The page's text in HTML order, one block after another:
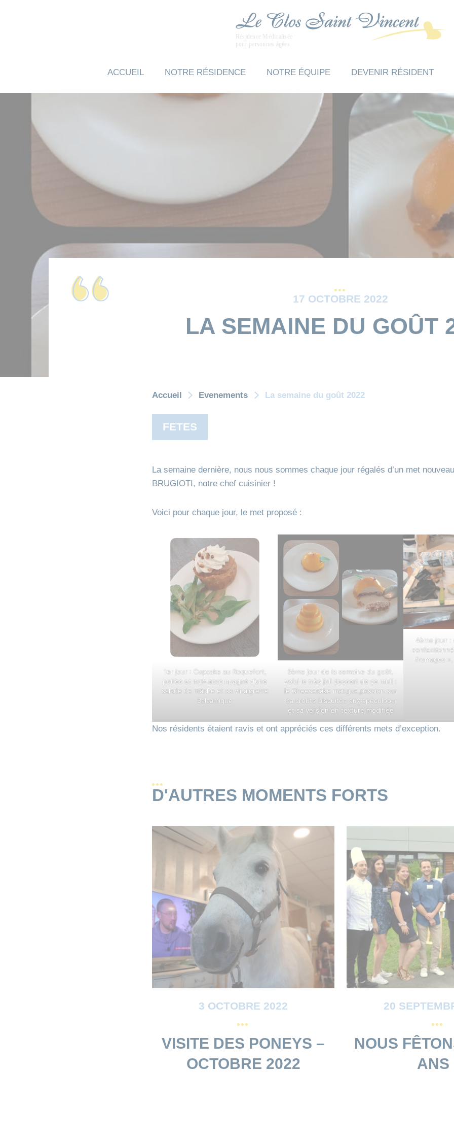
ACCUEIL NOTRE RÉSIDENCE NOTRE ÉQUIPE DEVENIR RÉSIDENT
17 OCTOBRE 2022
LA SEMAINE DU GOÛT
Accueil Evenements La semaine du goût 2022
FETES
La semaine dernière, nous nous sommes chaque jour régalés d’un met
BRUGIOTI, notre chef cuisinier !
Voici pour chaque jour, le met proposé :
1er jour : Cupcake au Roquefort,
poires et noix accompagné d’une
salade de mâche et sa vinaigrette
Balsamique
3ème jour de la semaine du goût,
voici le très joli dessert de ce midi :
le Cheesecake mangue,passion sur
sa croûte biscuitée aux spéculoos
et sa version en texture modifiée
4ème jour
fromages
Nos résidents étaient ravis et ont appréciés ces différents mets d’exception.
D'AUTRES MOMENTS FORTS
3 OCTOBRE 2022
VISITE DES PONEYS –
OCTOBRE 2022
20
NOUS
ANS